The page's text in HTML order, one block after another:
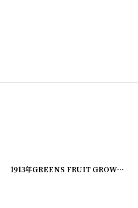
[20200324-5 ] 1913年GREENS FRUIT GROWER 農業系雑誌